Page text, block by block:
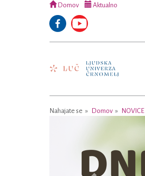
Domov Aktualno
Nahajate se Domov NOVICE